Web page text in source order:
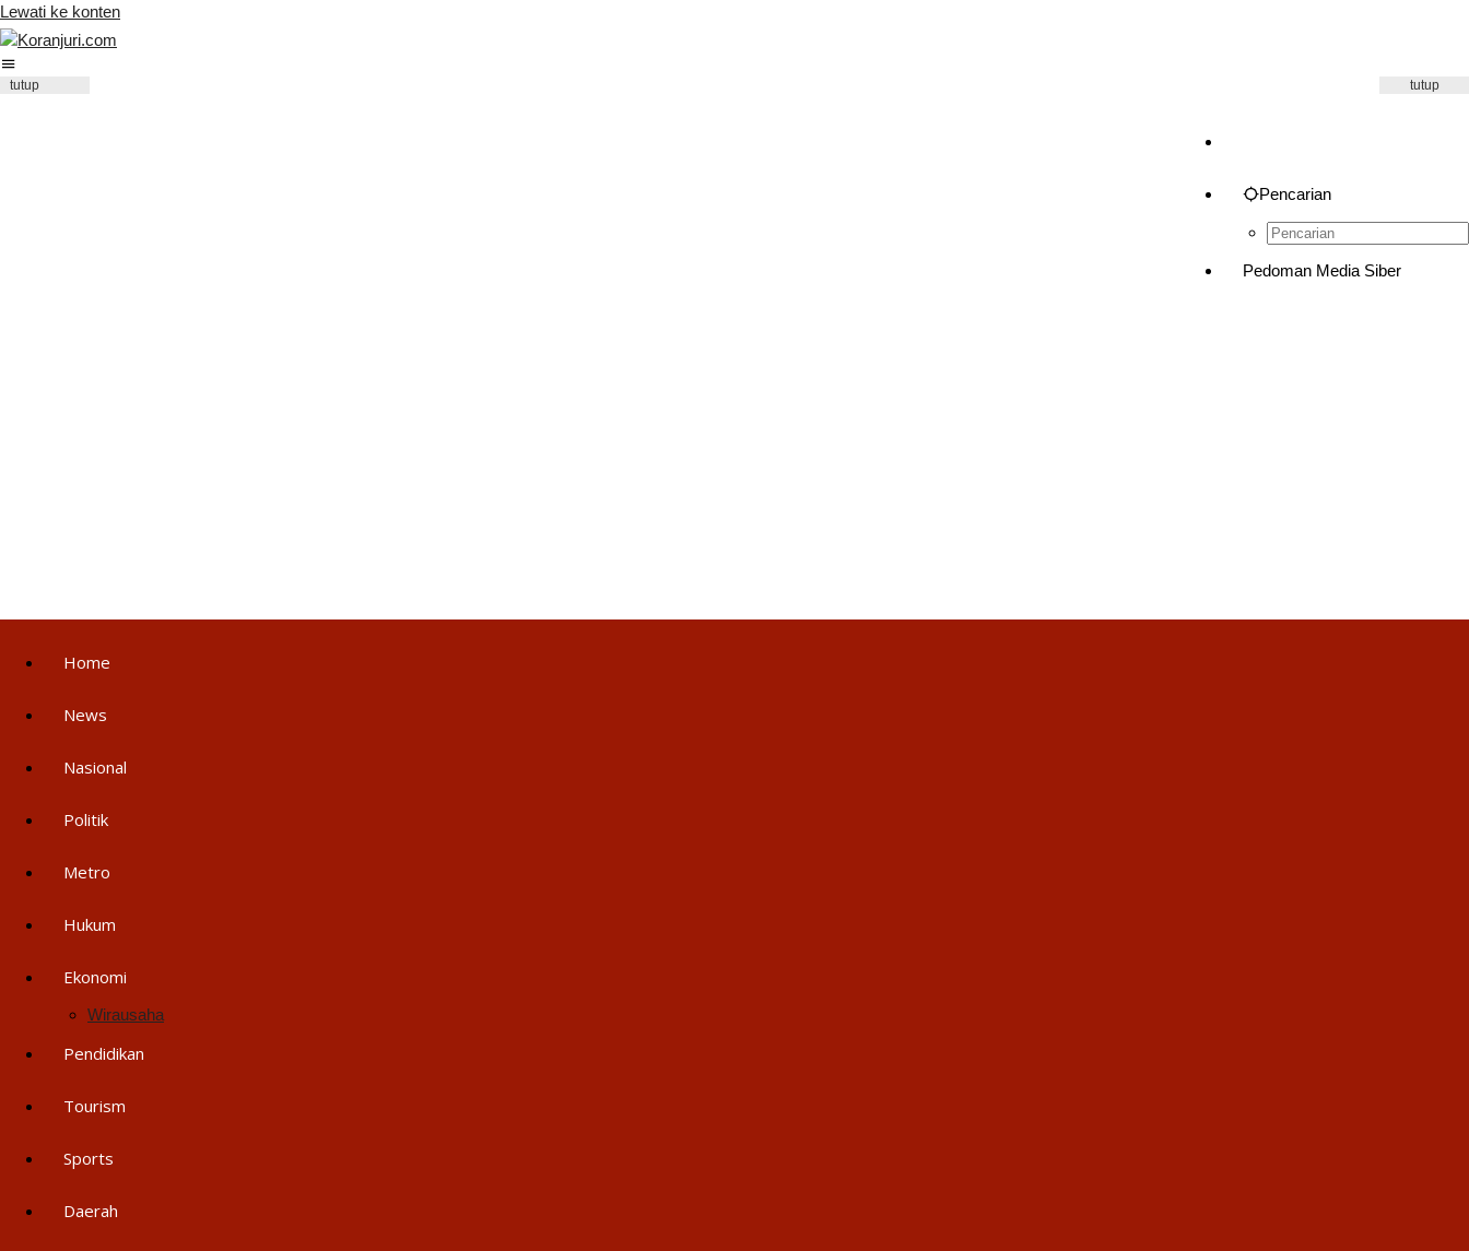
Lewati ke konten
Pencarian
Pedoman Media Siber
Home
News
Nasional
Politik
Metro
Hukum
Ekonomi
Wirausaha
Pendidikan
Tourism
Sports
Daerah
tutup tutup